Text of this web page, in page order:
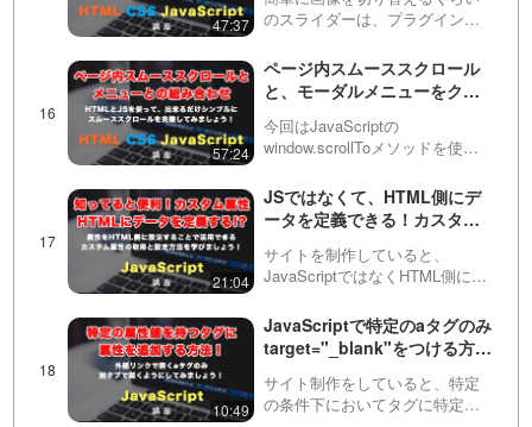
fnhJg/
polyfill, Babelについての動画はこちら
https://factory-programming-mv.com/video/
Zw2Y4G6N-x0/
アロー関数についての動画はこちら
https://factory-programming-mv.com/video/
pp_0uM-dy68/
47:37
う！
のスライダーは、プラグインの
たほうが早く作れることがあり
ます。この動画ではHTML, CSS,
JavaScriptを使って１からギャラ
リーの…
57:24
ページ内スムーススクロール
と、モーダルメニューをクリ
じについて！
今回はJavaScriptの
window.scrollToメソッドを使っ
ススクロールを実装する方法を
紹介しています。単にヘッダー
のメニューにページ内リンクを
設定する方法と…
21:04
JSではなくて、HTML側にデ
ータを定義できる！カスタム
用方法と実践的な活用法につ
いて
サイトを制作していると、
JavaScriptではなくHTML側にデ
場合があります。そういった時
に使えるのが、このカスタム属
性です！この動画では実際の設
定方法や活用方法など…
10:49
JavaScriptで特定のaタグのみ
target="_blank"をつける方
グに属性を付与する方法）
サイト制作をしていると、特定
の条件下においてタグに特定の